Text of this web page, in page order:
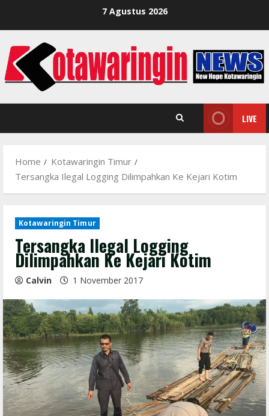
7 Agustus 2026
LIVE
Home
Kotawaringin Timur
Tersangka Ilegal Logging Dilimpahkan Ke Kejari Kotim
Kotawaringin Timur
Tersangka Ilegal Logging
Dilimpahkan Ke Kejari Kotim
Calvin 1 November 2017